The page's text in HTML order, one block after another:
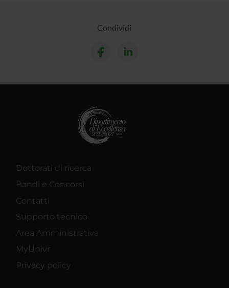
Condividi
Dottorati di ricerca
Bandi e Concorsi
Contatti
Supporto tecnico
Area Amministrativa
MyUnivr
Privacy policy